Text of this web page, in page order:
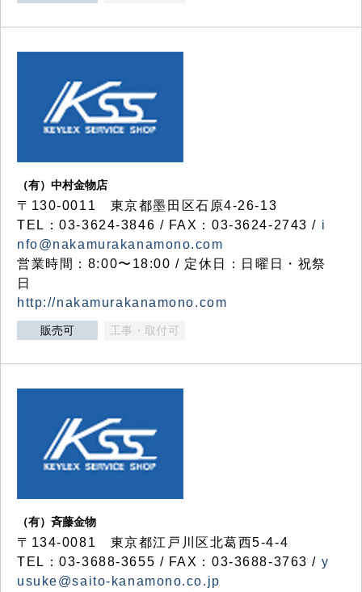
（有）中村金物店
〒130-0011 東京都墨田区石原4-26-13
TEL：03-3624-3846 / FAX：03-3624-2743 / i
nfo@nakamurakanamono.com
営業時間：8:00〜18:00 / 定休日：日曜日・祝祭
日
http://nakamurakanamono.com
販売可 工事・取付可
（有）斉藤金物
〒134-0081 東京都江戸川区北葛西5-4-4
TEL：03-3688-3655 / FAX：03-3688-3763 / y
usuke@saito-kanamono.co.jp